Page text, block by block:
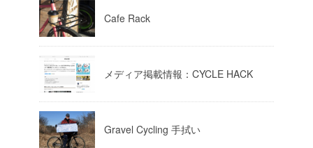
Cafe Rack
メディア掲載情報：CYCLE HACK
Gravel Cycling 手拭い